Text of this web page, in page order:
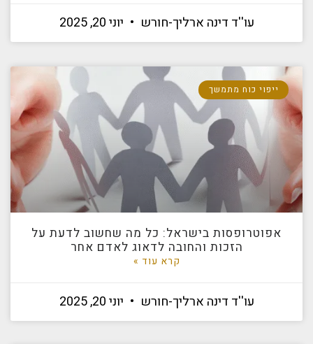
עו''ד דינה ארליך-חורש יוני 20, 2025
ייפוי כוח מתמשך
אפוטרופסות בישראל: כל מה שחשוב לדעת על
הזכות והחובה לדאוג לאדם אחר
קרא עוד »
עו''ד דינה ארליך-חורש יוני 20, 2025